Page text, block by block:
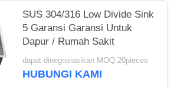
SUS 304/316 Low Divide Sink
5 Garansi Garansi Untuk
Dapur / Rumah Sakit
dapat dinegosiasikan MOQ:20pieces
HUBUNGI KAMI